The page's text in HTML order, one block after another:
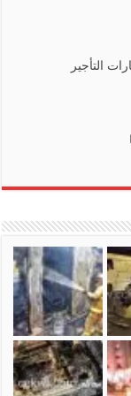
التأجير